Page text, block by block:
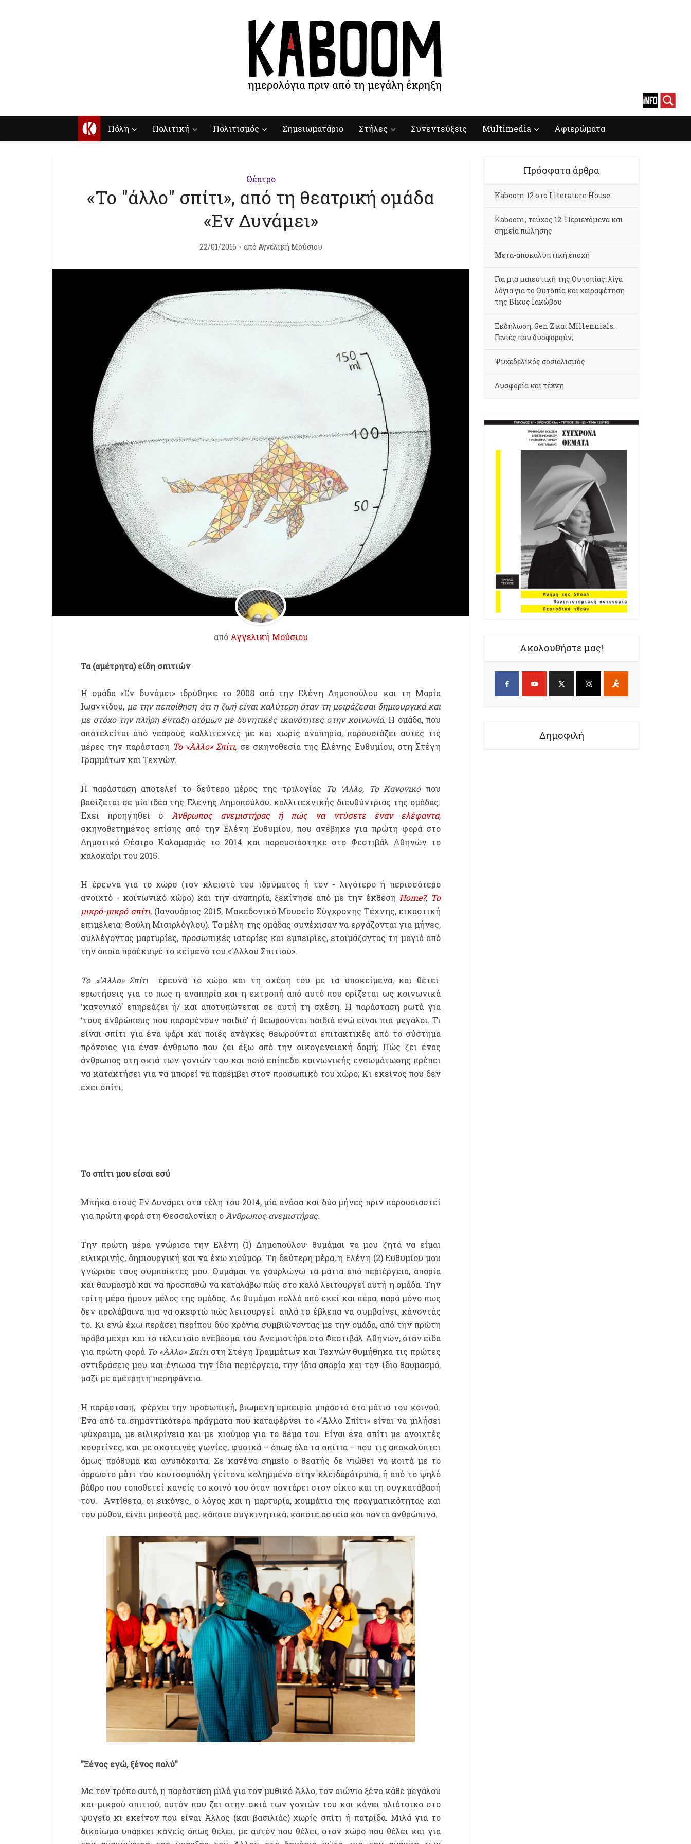
Κ Πόλη Πολιτική Πολιτισμός Σημειωματάριο Στήλες Συνεντεύξεις Multimedia Αφιερώματα
Θέατρο
«To "άλλο" σπίτι», από τη θεατρική ομάδα
«Εν Δυνάμει»
22/01/2016 από Αγγελική Μούσιου
από Αγγελική Μούσιου
Τα (αμέτρητα) είδη σπιτιών
Η ομάδα «Εν δυνάμει» ιδρύθηκε το 2008 από την Ελένη Δημοπούλου και τη Μαρία
Ιωαννίδου, με την πεποίθηση ότι η ζωή είναι καλύτερη όταν τη μοιράζεσαι δημιουργικά και
με στόχο την πλήρη ένταξη ατόμων με δυνητικές ικανότητες στην κοινωνία. Η ομάδα, που
αποτελείται από νεαρούς καλλιτέχνες με και χωρίς αναπηρία, παρουσιάζει αυτές τις
μέρες την παράσταση Το «Άλλο» Σπίτι, σε σκηνοθεσία της Ελένης Ευθυμίου, στη Στέγη
Γραμμάτων και Τεχνών.
Η παράσταση αποτελεί το δεύτερο μέρος της τριλογίας Το ‘Αλλο, Το Κανονικό που
βασίζεται σε μία ιδέα της Ελένης Δημοπούλου, καλλιτεχνικής διευθύντριας της ομάδας.
Έχει προηγηθεί ο Άνθρωπος ανεμιστήρας ή πώς να ντύσετε έναν ελέφαντα,
σκηνοθετημένος επίσης από την Ελένη Ευθυμίου, που ανέβηκε για πρώτη φορά στο
Δημοτικό Θέατρο Καλαμαριάς το 2014 και παρουσιάστηκε στο Φεστιβάλ Αθηνών το
καλοκαίρι του 2015.
Η έρευνα για το χώρο (τον κλειστό του ιδρύματος ή τον - λιγότερο ή περισσότερο
ανοιχτό - κοινωνικό χώρο) και την αναπηρία, ξεκίνησε από με την έκθεσηHome?, Το
μικρό-μικρό σπίτι, (Ιανουάριος 2015, Μακεδονικό Μουσείο Σύγχρονης Τέχνης, εικαστική
επιμέλεια: Θούλη Μισιρλόγλου). Τα μέλη της ομάδας συνέχισαν να εργάζονται για μήνες,
συλλέγοντας μαρτυρίες, προσωπικές ιστορίες και εμπειρίες, ετοιμάζοντας τη μαγιά από
την οποία προέκυψε το κείμενο του «’Αλλου Σπιτιού».
Το «’Αλλο» Σπίτι ερευνά το χώρο και τη σχέση του με τα υποκείμενα, και θέτει
ερωτήσεις για το πως η αναπηρία και η εκτροπή από αυτό που ορίζεται ως κοινωνικά
‘κανονικό’ επηρεάζει ή/ και αποτυπώνεται σε αυτή τη σχέση. Η παράσταση ρωτά για
‘τους ανθρώπους που παραμένουν παιδιά’ ή θεωρούνται παιδιά ενώ είναι πια μεγάλοι. Τι
είναι σπίτι για ένα ψάρι και ποιές ανάγκες θεωρούνται επιτακτικές από το σύστημα
πρόνοιας για έναν άνθρωπο που ζει έξω από την οικογενειακή δομή; Πώς ζει ένας
άνθρωπος στη σκιά των γονιών του και ποιό επίπεδο κοινωνικής ενσωμάτωσης πρέπει
να κατακτήσει για να μπορεί να παρέμβει στον προσωπικό του χώρο; Κι εκείνος που δεν
έχει σπίτι;
Το σπίτι μου είσαι εσύ
Μπήκα στους Εν Δυνάμει στα τέλη του 2014, μία ανάσα και δύο μήνες πριν παρουσιαστεί
για πρώτη φορά στη Θεσσαλονίκη οΆνθρωπος ανεμιστήρας.
Την πρώτη μέρα γνώρισα την Ελένη (1) Δημοπούλου· θυμάμαι να μου ζητά να είμαι
ειλικρινής, δημιουργική και να έχω χιούμορ. Τη δεύτερη μέρα, η Ελένη (2) Ευθυμίου μου
γνώρισε τους συμπαίκτες μου. Θυμάμαι να γουρλώνω τα μάτια από περιέργεια, απορία
και θαυμασμό και να προσπαθώ να καταλάβω πώς στο καλό λειτουργεί αυτή η ομάδα. Την
τρίτη μέρα ήμουν μέλος της ομάδας. Δε θυμάμαι πολλά από εκεί και πέρα, παρά μόνο πως
δεν προλάβαινα πια να σκεφτώ πώς λειτουργεί· απλά το έβλεπα να συμβαίνει, κάνοντάς
το. Κι ενώ έχω περάσει περίπου δύο χρόνια συμβιώνοντας με την ομάδα, από την πρώτη
πρόβα μέχρι και το τελευταίο ανέβασμα του Ανεμιστήρα στο Φεστιβάλ Αθηνών, όταν είδα
για πρώτη φορά Το «Άλλο» Σπίτι στη Στέγη Γραμμάτων και Τεχνών θυμήθηκα τις πρώτες
αντιδράσεις μου και ένιωσα την ίδια περιέργεια, την ίδια απορία και τον ίδιο θαυμασμό,
μαζί με αμέτρητη περηφάνεια.
Η παράσταση, φέρνει την προσωπική, βιωμένη εμπειρία μπροστά στα μάτια του κοινού.
Ένα από τα σημαντικότερα πράγματα που καταφέρνει το «’Αλλο Σπίτι» είναι να μιλήσει
ψύχραιμα, με ειλικρίνεια και με χιούμορ για το θέμα του. Είναι ένα σπίτι με ανοιχτές
κουρτίνες, και με σκοτεινές γωνίες, φυσικά – όπως όλα τα σπίτια – που τις αποκαλύπτει
όμως πρόθυμα και ανυπόκριτα. Σε κανένα σημείο ο θεατής δε νιώθει να κοιτά με το
άρρωστο μάτι του κουτσομπόλη γείτονα κολημμένο στην κλειδαρότρυπα, ή από το ψηλό
βάθρο που τοποθετεί κανείς το κοινό του όταν ποντάρει στον οίκτο και τη συγκατάβασή
του. Αντίθετα, οι εικόνες, ο λόγος και η μαρτυρία, κομμάτια της πραγματικότητας και
του μύθου, είναι μπροστά μας, κάποτε συγκινητικά, κάποτε αστεία και πάντα ανθρώπινα.
"Ξένος εγώ, ξένος πολύ"
Με τον τρόπο αυτό, η παράσταση μιλά για τον μυθικό Άλλο, τον αιώνιο ξένο κάθε μεγάλου
και μικρού σπιτιού, αυτόν που ζει στην σκιά των γονιών του και κάνει πλιάτσικο στο
ψυγείο κι εκείνον που είναι Άλλος (και βασιλιάς) χωρίς σπίτι ή πατρίδα. Μιλά για το
δικαίωμα υπάρχει κανείς όπως θέλει, με αυτόν που θέλει, στον χώρο που θέλει και για
Πρόσφατα άρθρα
Kaboom 12 στο Literature House
Kaboom, τεύχος 12. Περιεχόμενα και
σημεία πώλησης
Μετα-αποκαλυπτική εποχή
Για μια μαιευτική της Ουτοπίας: λίγα
λόγια για το Ουτοπία και χειραφέτηση
της Βίκυς Ιακώβου
Εκδήλωση: Gen Z και Millennials.
Γενιές που δυσφορούν;
Ψυχεδελικός σοσιαλισμός
Δυσφορία και τέχνη
Ακολουθήστε μας!
Δημοφιλή